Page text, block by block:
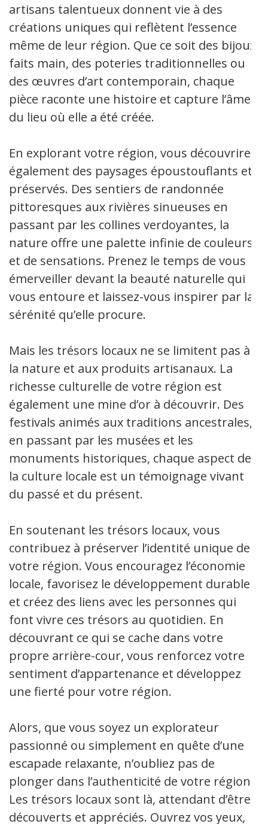
artisans talentueux donnent vie à des
créations uniques qui reflètent l’essence
même de leur région. Que ce soit des bijoux
faits main, des poteries traditionnelles ou
des œuvres d’art contemporain, chaque
pièce raconte une histoire et capture l’âme
du lieu où elle a été créée.
En explorant votre région, vous découvrirez
également des paysages époustouflants et
préservés. Des sentiers de randonnée
pittoresques aux rivières sinueuses en
passant par les collines verdoyantes, la
nature offre une palette infinie de couleurs
et de sensations. Prenez le temps de vous
émerveiller devant la beauté naturelle qui
vous entoure et laissez-vous inspirer par la
sérénité qu’elle procure.
Mais les trésors locaux ne se limitent pas à
la nature et aux produits artisanaux. La
richesse culturelle de votre région est
également une mine d’or à découvrir. Des
festivals animés aux traditions ancestrales,
en passant par les musées et les
monuments historiques, chaque aspect de
la culture locale est un témoignage vivant
du passé et du présent.
En soutenant les trésors locaux, vous
contribuez à préserver l’identité unique de
votre région. Vous encouragez l’économie
locale, favorisez le développement durable
et créez des liens avec les personnes qui
font vivre ces trésors au quotidien. En
découvrant ce qui se cache dans votre
propre arrière-cour, vous renforcez votre
sentiment d’appartenance et développez
une fierté pour votre région.
Alors, que vous soyez un explorateur
passionné ou simplement en quête d’une
escapade relaxante, n’oubliez pas de
plonger dans l’authenticité de votre région.
Les trésors locaux sont là, attendant d’être
découverts et appréciés. Ouvrez vos yeux,